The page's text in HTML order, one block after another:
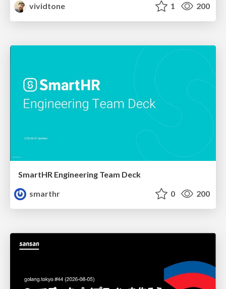
vividtone
1 200
SmartHR Engineering Team Deck
smarthr
0 200